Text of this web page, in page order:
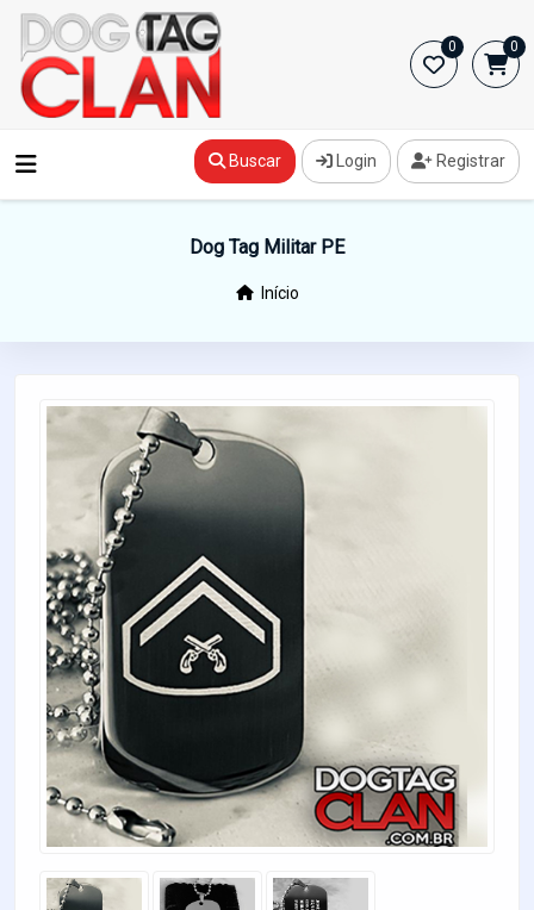
0 0
Buscar Login Registrar
Dog Tag Militar PE
Início